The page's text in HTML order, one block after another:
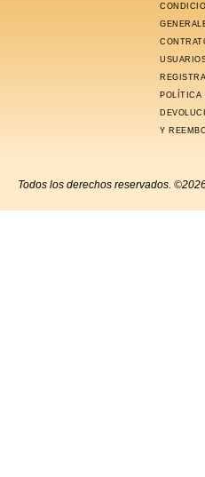
POLÍTICA
Y
Todos los derechos reservados.